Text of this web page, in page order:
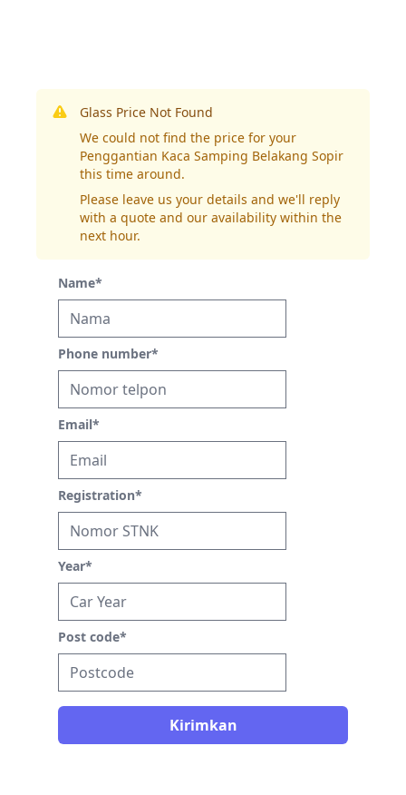
Glass Price Not Found
We could not find the price for your
Penggantian Kaca Samping Belakang Sopir
this time around.
Please leave us your details and we'll reply
with a quote and our availability within the
next hour.
Name*
Phone number*
Email*
Registration*
Year*
Post code*
Kirimkan